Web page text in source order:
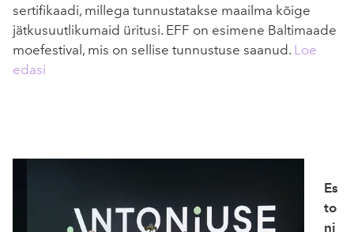
sertifikaadi, millega tunnustatakse maailma kõige
jätkusuutlikumaid üritusi. EFF on esimene Baltimaade
moefestival, mis on sellise tunnustuse saanud. Loe
edasi
Es
to
ni